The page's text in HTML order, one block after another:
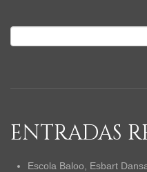
ENTRADAS
Escola Baloo, Esbart